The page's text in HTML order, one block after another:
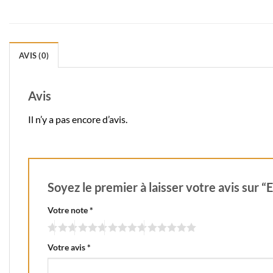
AVIS (0)
Avis
Il n’y a pas encore d’avis.
Soyez le premier à laisser votre avis sur
Votre note*
Votre avis*